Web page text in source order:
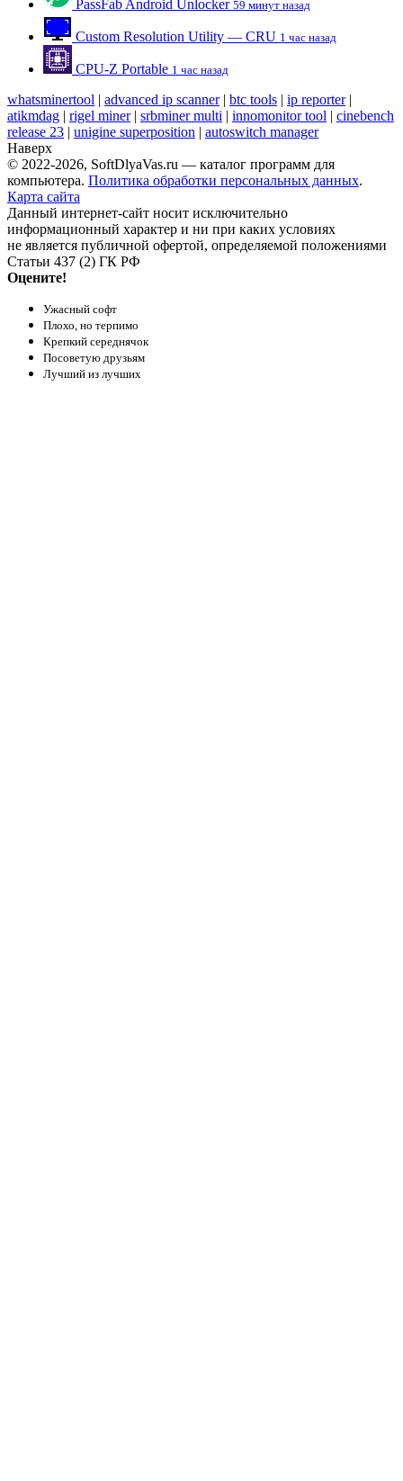
PassFab Android Unlocker 59 минут назад
Custom Resolution Utility — CRU 1 час назад
CPU-Z Portable 1 час назад
whatsminertool | advanced ip scanner| btc tools | ip reporter|
atikmdag | rigel miner| srbminer multi | innomonitor tool | cinebench
release 23 | unigine superposition | autoswitch manager
Наверх
© 2022-2026, SoftDlyaVas.ru — каталог программ для
компьютера. Политика обработки персональных данных.
Карта сайта
Данный интернет-сайт носит исключительно
информационный характер и ни при каких условиях
не является публичной офертой, определяемой положениями
Статьи 437 (2) ГК РФ
Оцените!
Ужасный софт
Плохо, но терпимо
Крепкий середнячок
Посоветую друзьям
Лучший из лучших